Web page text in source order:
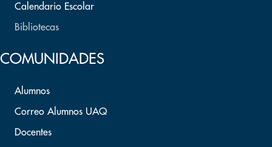
Calendario Escolar
Bibliotecas
COMUNIDADES
Alumnos
Correo Alumnos UAQ
Docentes